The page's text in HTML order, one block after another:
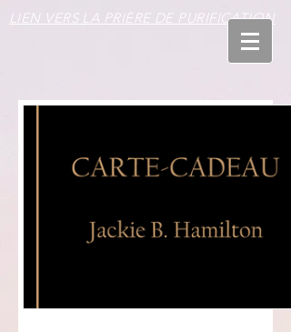
LIEN VERS LA PRIÈRE DE PURIFICATION